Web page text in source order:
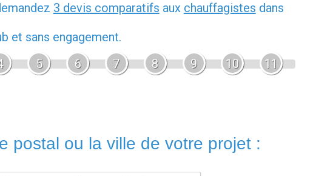
3 devis comparatifs aux chauffagistes dans
et sans engagement.
5 6 7 8 9 10 11
postal ou la ville de votre projet :